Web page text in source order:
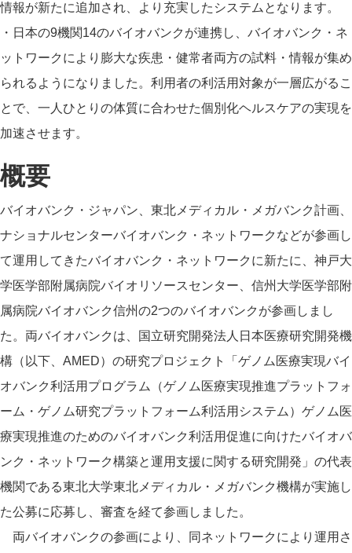
情報が新たに追加され、より充実したシステムとなります。
・日本の9機関14のバイオバンクが連携し、バイオバンク・ネ
ットワークにより膨大な疾患・健常者両方の試料・情報が集め
られるようになりました。利用者の利活用対象が一層広がるこ
とで、一人ひとりの体質に合わせた個別化ヘルスケアの実現を
加速させます。
概要
バイオバンク・ジャパン、東北メディカル・メガバンク計画、
ナショナルセンターバイオバンク・ネットワークなどが参画し
て運用してきたバイオバンク・ネットワークに新たに、神戸大
学医学部附属病院バイオリソースセンター、信州大学医学部附
属病院バイオバンク信州の2つのバイオバンクが参画しまし
た。両バイオバンクは、国立研究開発法人日本医療研究開発機
構（以下、AMED）の研究プロジェクト「ゲノム医療実現バイ
オバンク利活用プログラム（ゲノム医療実現推進プラットフォ
ーム・ゲノム研究プラットフォーム利活用システム）ゲノム医
療実現推進のためのバイオバンク利活用促進に向けたバイオバ
ンク・ネットワーク構築と運用支援に関する研究開発」の代表
機関である東北大学東北メディカル・メガバンク機構が実施し
た公募に応募し、審査を経て参画しました。
両バイオバンクの参画により、同ネットワークにより運用さ